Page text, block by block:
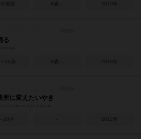
分前後 8歳～ 2010年
る
20分 8歳～ 2013年
所に変えたいやき
20分 2012年